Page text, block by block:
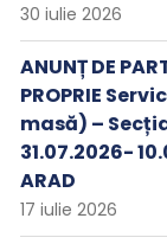
30 iulie 2026
ANUNȚ DE
PROPRIE
masă) –
31.07.2026-
ARAD
17 iulie 2026